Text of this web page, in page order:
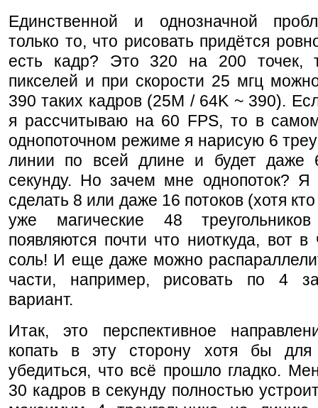
Единственной и однозначной
только то, что рисовать придётся
есть кадр? Это 320 на 200 точек,
пикселей и при скорости 25 мгц
390 таких кадров (25М / 64K ~ 390).
я рассчитываю на 60 FPS, то в
однопоточном режиме я нарисую 6
линии по всей длине и будет даже
секунду. Но зачем мне однопоток? Я
сделать 8 или даже 16 потоков (хотя
уже магические 48
появляются почти что ниоткуда, вот
соль! И еще даже можно
части, например, рисовать по 4
вариант.
Итак, это перспективное
копать в эту сторону хотя бы для
убедиться, что всё прошло гладко.
30 кадров в секунду полностью